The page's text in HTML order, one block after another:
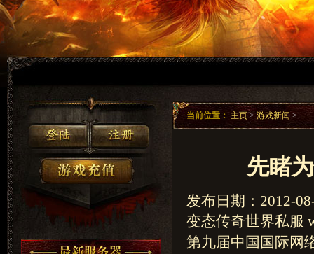
当前位置： 主页>游戏新闻 >
先睹
发布日期：2012-
变态传奇世界私服
第九届中国国际网